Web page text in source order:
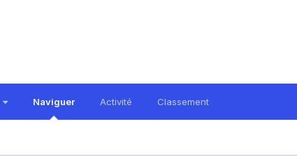
Naviguer Activité Classement